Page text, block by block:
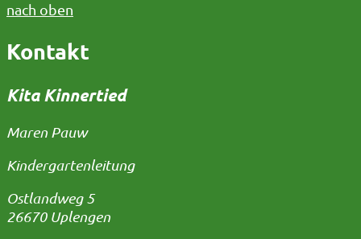
nach oben
Kontakt
Kita Kinnertied
Maren Pauw
Kindergartenleitung
Ostlandweg 5
26670 Uplengen